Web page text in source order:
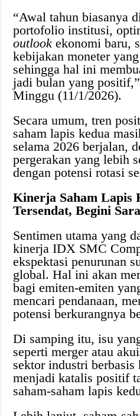
“Awal tahun biasanya
portofolio institusi,
outlookekonomi baru,
kebijakan moneter
sehingga hal ini
jadi bulan yang
Minggu (11/1/2026).
Secara umum, tren
saham lapis kedua
selama 2026 berjalan,
pergerakan yang lebih
dengan potensi rotasi
Kinerja Saham Lapis
Tersendat, Begini
Sentimen utama yang
kinerja IDX SMC
ekspektasi penurunan
global. Hal ini akan
bagi emiten-emiten
mencari pendanaan,
potensi berkurangnya
Di samping itu, isu
seperti merger atau
sektor industri
menjadi katalis positif
saham-saham lapis